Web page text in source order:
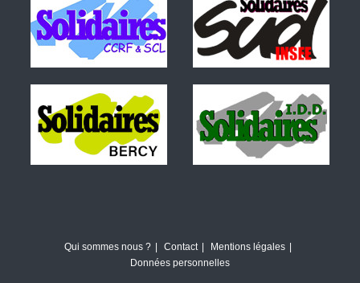
Qui sommes nous ? Contact
Mentions légales
Données personnelles